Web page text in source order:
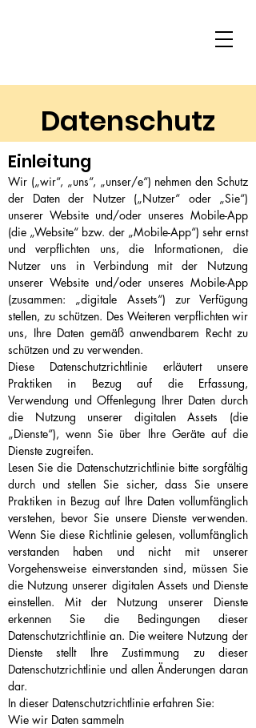
Datenschutz
Einleitung
Wir („wir“, „uns“, „unser/e“) nehmen den Schutz
der Daten der Nutzer („Nutzer“ oder „Sie“)
unserer Website und/oder unseres Mobile-App
(die „Website“ bzw. der „Mobile-App“) sehr ernst
und verpflichten uns, die Informationen, die
Nutzer uns in Verbindung mit der Nutzung
unserer Website und/oder unseres Mobile-App
(zusammen: „digitale Assets“) zur Verfügung
stellen, zu schützen. Des Weiteren verpflichten wir
uns, Ihre Daten gemäß anwendbarem Recht zu
schützen und zu verwenden.
Diese Datenschutzrichtlinie erläutert unsere
Praktiken in Bezug auf die Erfassung,
Verwendung und Offenlegung Ihrer Daten durch
die Nutzung unserer digitalen Assets (die
„Dienste“), wenn Sie über Ihre Geräte auf die
Dienste zugreifen.
Lesen Sie die Datenschutzrichtlinie bitte sorgfältig
durch und stellen Sie sicher, dass Sie unsere
Praktiken in Bezug auf Ihre Daten vollumfänglich
verstehen, bevor Sie unsere Dienste verwenden.
Wenn Sie diese Richtlinie gelesen, vollumfänglich
verstanden haben und nicht mit unserer
Vorgehensweise einverstanden sind, müssen Sie
die Nutzung unserer digitalen Assets und Dienste
einstellen. Mit der Nutzung unserer Dienste
erkennen Sie die Bedingungen dieser
Datenschutzrichtlinie an. Die weitere Nutzung der
Dienste stellt Ihre Zustimmung zu dieser
Datenschutzrichtlinie und allen Änderungen daran
dar.
In dieser Datenschutzrichtlinie erfahren Sie:
Wie wir Daten sammeln